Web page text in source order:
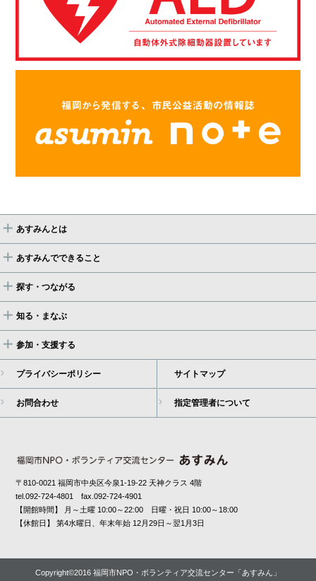
あすみんとは
あすみんでできること
探す・つながる
知る・まなぶ
参加・支援する
プライバシーポリシー
お問合わせ
サイトマップ
指定管理者について
〒810-0021 福岡市中央区今泉1-19-22 天神クラス 4階
tel.092-724-4801 fax.092-724-4901
【開館時間】 月～土曜 10:00～22:00 日曜・祝日 10:00～18:00
【休館日】 第4水曜日、年末年始 12月29日～翌1月3日
Copyright©2016 福岡市NPO・ボランティア交流センター「あすみん」